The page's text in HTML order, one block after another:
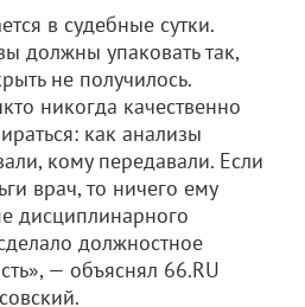
в судебные сутки.
должны упаковать так,
не получилось.
никогда качественно
как анализы
кому передавали. Если
врач, то ничего ему
дисциплинарного
должностное
— объяснял 66.RU